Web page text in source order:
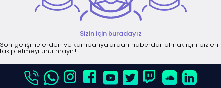
Sizin için buradayız
Son gelişmelerden ve kampanyalardan haberdar olmak için bizleri
takip etmeyi unutmayın!